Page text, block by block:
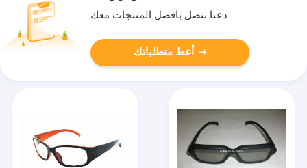
دعنا نتصل بأفضل المنتجات معك.
أعط متطلباتك